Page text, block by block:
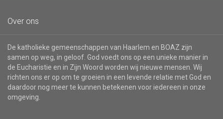
Over ons
De katholieke gemeenschappen van Haarlem en BOAZ zijn
samen op weg, in geloof. God voedt ons op een unieke manier in
de Eucharistie en in Zijn Woord worden wij nieuwe mensen. Wij
richten ons er op om te groeien in een levende relatie met God en
daardoor nog meer te kunnen betekenen voor iedereen in onze
omgeving.